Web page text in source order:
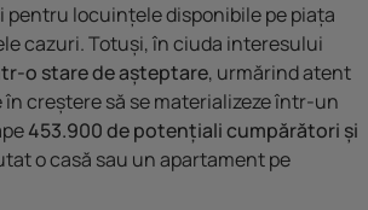
locuințele disponibile pe piața
cazuri. Totuși, în ciuda interesului
o stare de așteptare, urmărind atent
creștere să se materializeze într-un
453.900 de potențiali cumpărători și
o casă sau un apartament pe